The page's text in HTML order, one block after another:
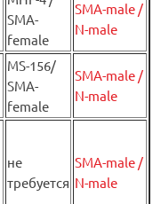
SMA-
female
SMA-male /
N-male
MS-156/
SMA-
female
SMA-male /
N-male
не
требуется
SMA-male /
N-male